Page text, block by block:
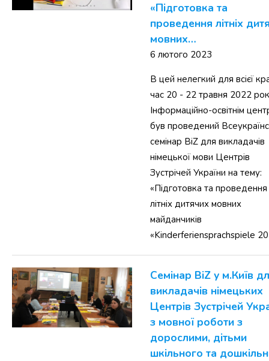
«Підготовка та
проведення літніх
мовних…
6 лютого 2023
В цей нелегкий для всієї
час 20 - 22 травня 2022
Інформаційно-освітнім
був проведений
семінар BiZ для викладачів
німецької мови Центрів
Зустрічей України на тему:
«Підготовка та проведення
літніх дитячих мовних
майданчиків
«Kinderferiensprachspiele
Семінар BiZ у м.Київ
викладачів німецьких
Центрів Зустрічей
з мовної роботи з
дорослими, дітьми
шкільного та